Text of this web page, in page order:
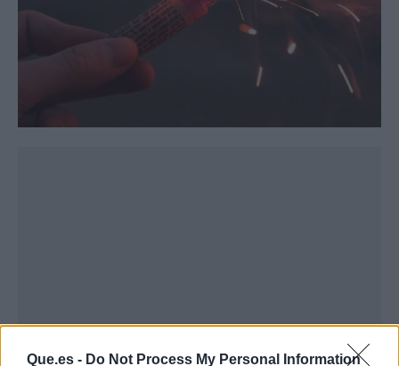
Que.es - Do Not Process My Personal Information